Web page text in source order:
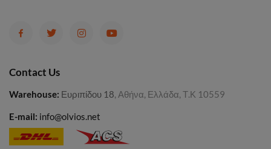
Contact Us
Warehouse: Ευριπίδου 18, Αθήνα, Ελλάδα, Τ.Κ 10559
E-mail: info@olvios.net